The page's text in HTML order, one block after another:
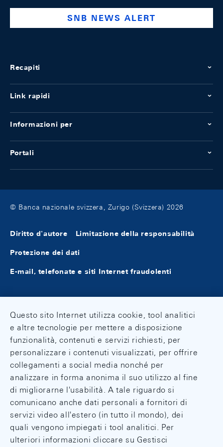
SNB NEWS ALERT
Recapiti
Link rapidi
Informazioni per
Portali
© Banca nazionale svizzera, Zurigo (Svizzera) 2026
Diritto d'autore Limitazione della responsabilità
Protezione dei dati
E-mail, telefonate e siti Internet fraudolenti
Questo sito Internet utilizza cookie, tool analitici
e altre tecnologie per mettere a disposizione
funzionalità, contenuti e servizi richiesti, per
personalizzare i contenuti visualizzati, per offrire
collegamenti a social media nonché per
analizzare in forma anonima il suo utilizzo al fine
di migliorarne l'usabilità. A tale riguardo si
comunicano anche dati personali a fornitori di
servizi video all'estero (in tutto il mondo), dei
quali vengono impiegati i tool analitici. Per
ulteriori informazioni cliccare su Gestisci